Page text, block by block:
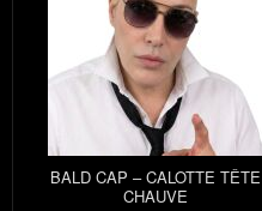
BALD CAP – CALOTTE TÊTE
CHAUVE